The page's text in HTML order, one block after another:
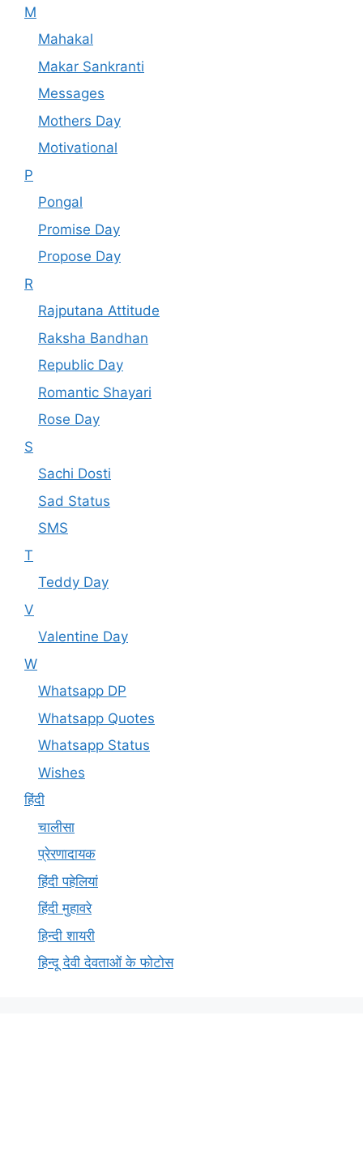
M
Mahakal
Makar Sankranti
Messages
Mothers Day
Motivational
P
Pongal
Promise Day
Propose Day
R
Rajputana Attitude
Raksha Bandhan
Republic Day
Romantic Shayari
Rose Day
S
Sachi Dosti
Sad Status
SMS
T
Teddy Day
V
Valentine Day
W
Whatsapp DP
Whatsapp Quotes
Whatsapp Status
Wishes
हिंदी
चालीसा
प्रेरणादायक
हिंदी पहेलियां
हिंदी मुहावरे
हिन्दी शायरी
हिन्दू देवी देवताओं के फोटोस